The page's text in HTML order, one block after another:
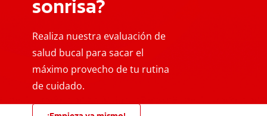
sonrisa?
Realiza nuestra evaluación de
salud bucal para sacar el
máximo provecho de tu rutina
de cuidado.